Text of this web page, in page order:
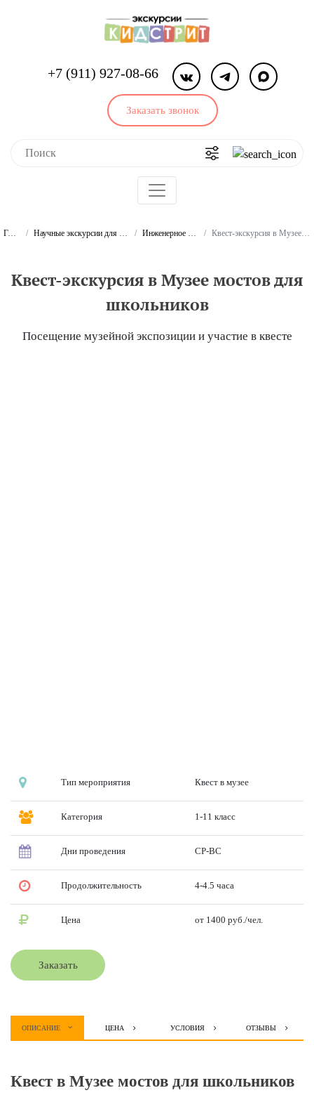
+7 (911) 927-08-66
Заказать звонок
Главная Научные экскурсии для школьников и студентов Инженерное дело. Экскурсии Квест-экскурсия в Музее мостов для школьников
Квест-экскурсия в Музее мостов для
школьников
Посещение музейной экспозиции и участие в квесте
Тип мероприятия Квест в музее
Категория 1-11 класс
Дни проведения СР-ВС
Продолжительность 4-4.5 часа
Цена от 1400 руб./чел.
Заказать
ОПИСАНИЕ ЦЕНА УСЛОВИЯ ОТЗЫВЫ
Квест в Музее мостов для школьников